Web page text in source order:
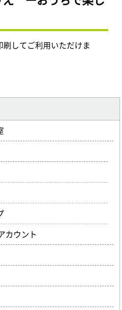
してご利用いただけま
カウント